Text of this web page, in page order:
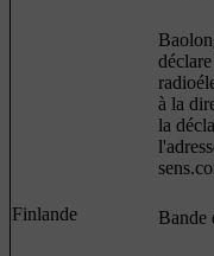
Finlande
à la
la
Bande